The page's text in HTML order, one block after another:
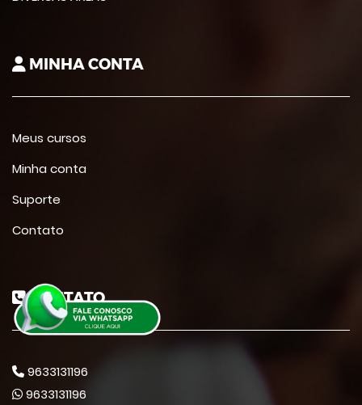
MINHA CONTA
Meus cursos
Minha conta
Suporte
Contato
CONTATO
9633131196
9633131196